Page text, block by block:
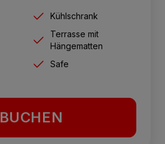
Kühlschrank
Terrasse mit
Hängematten
Safe
BUCHEN